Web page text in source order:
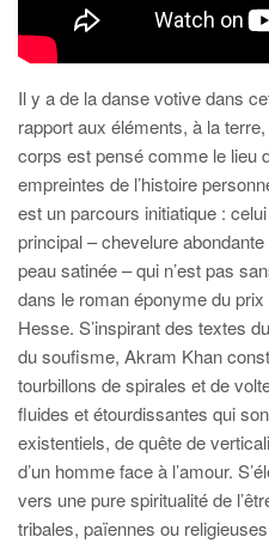
Il y a de la danse votive dans
rapport aux éléments, à la
corps est pensé comme le lieu
empreintes de l’histoire
est un parcours initiatique :
principal – chevelure
peau satinée – qui n’est pas
dans le roman éponyme du
Hesse. S’inspirant des textes
du soufisme, Akram Khan
tourbillons de spirales et de
fluides et étourdissantes qui
existentiels, de quête de
d’un homme face à l’amour.
vers une pure spiritualité de
tribales, païennes ou